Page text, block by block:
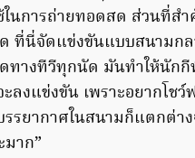
ช้ในการถ่ายทอดสด ส่วนที่ส
ที่นี่จัดแข่งขันแบบสนามกล
ทางทีวีทุกนัด มันทำให้นักกี
ลงแข่งขัน เพราะอยากโช
รยากาศในสนามก็แตกต่าง
าก”